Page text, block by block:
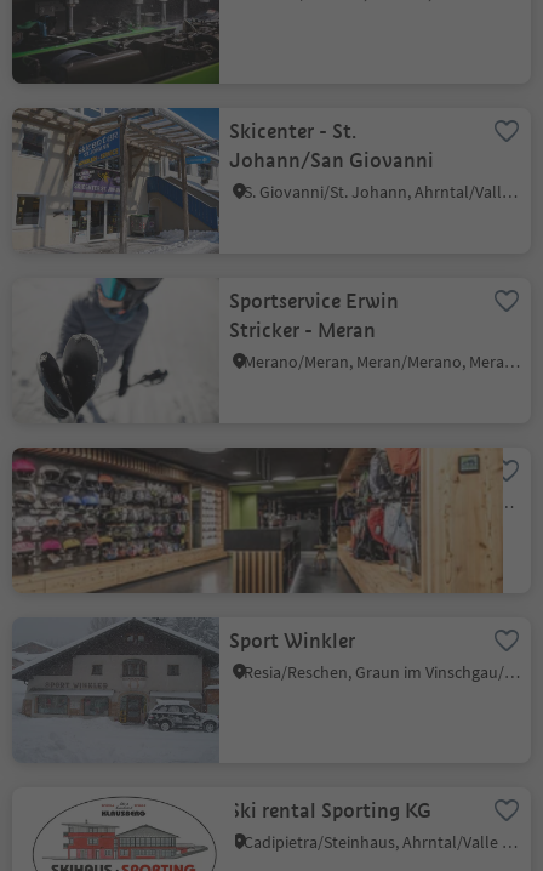
Skicenter - St.
Johann/San Giovanni
S. Giovanni/St. Johann, Ahrntal/Valle Aurina, Ahrntal/Valle Aurina
Sportservice Erwin
Stricker - Meran
Merano/Meran, Meran/Merano, Meran/Merano and environs
Flex Sports
Nova Ponente Centro/Deutschnofen Dorf, Deutschnofen/Nova Ponente, Dolomites Region Eggental
Sport Winkler
Resia/Reschen, Graun im Vinschgau/Curon Venosta, Vinschgau/Val Venosta
Ski rental Sporting KG
Cadipietra/Steinhaus, Ahrntal/Valle Aurina, Ahrntal/Valle Aurina